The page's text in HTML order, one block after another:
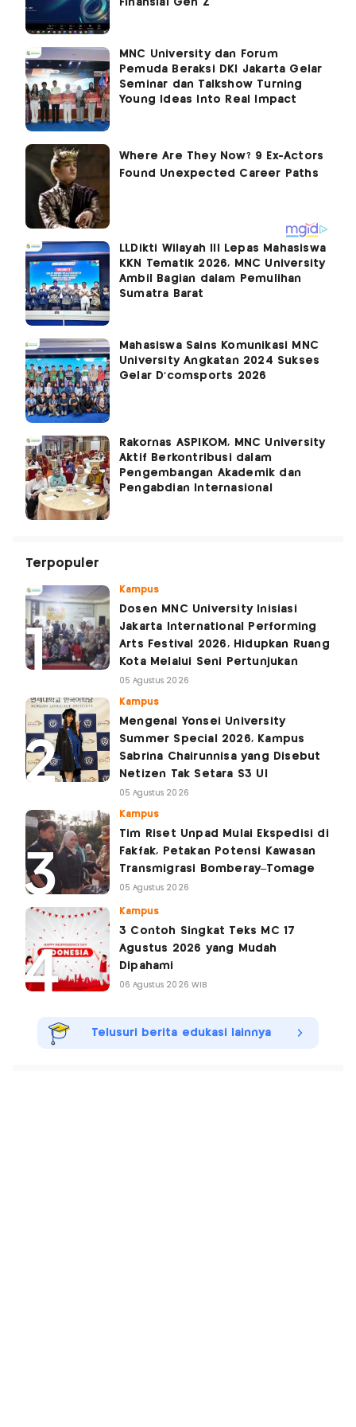
Finansial Gen Z
MNC University dan Forum
Pemuda Beraksi DKI Jakarta Gelar
Seminar dan Talkshow Turning
Young Ideas Into Real Impact
LLDikti Wilayah III Lepas Mahasiswa
KKN Tematik 2026, MNC University
Ambil Bagian dalam Pemulihan
Sumatra Barat
Mahasiswa Sains Komunikasi MNC
University Angkatan 2024 Sukses
Gelar D'comsports 2026
Rakornas ASPIKOM, MNC University
Aktif Berkontribusi dalam
Pengembangan Akademik dan
Pengabdian Internasional
Terpopuler
Kampus
Dosen MNC University Inisiasi
Jakarta International Performing
Arts Festival 2026, Hidupkan Ruang
Kota Melalui Seni Pertunjukan
05 Agustus 2026
Kampus
Mengenal Yonsei University
Summer Special 2026, Kampus
Sabrina Chairunnisa yang Disebut
Netizen Tak Setara S3 UI
05 Agustus 2026
Kampus
Tim Riset Unpad Mulai Ekspedisi di
Fakfak, Petakan Potensi Kawasan
Transmigrasi Bomberay–Tomage
05 Agustus 2026
Kampus
3 Contoh Singkat Teks MC 17
Agustus 2026 yang Mudah
Dipahami
06 Agustus 2026 WIB
Telusuri berita edukasi lainnya